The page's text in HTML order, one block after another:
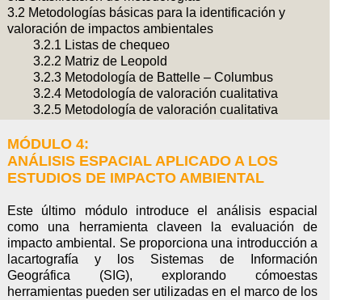
3.2 Metodologías básicas para la identificación y
valoración de impactos ambientales
3.2.1 Listas de chequeo
3.2.2 Matriz de Leopold
3.2.3 Metodología de Battelle – Columbus
3.2.4 Metodología de valoración cualitativa
3.2.5 Metodología de valoración cualitativa
3.2.6 Metodología RAM
3.2.7 Metodología de las Empresas Públicas de
Medellín (EPM)
impacto ambiental
3.3 Efectividad en la EIA
Docentes:Liven Fernando Martínez, Laura Paola
Rincón, Ana Lucia Caro
MÓDULO 4:
ANÁLISIS ESPACIAL APLICADO A LOS
ESTUDIOS DE IMPACTO AMBIENTAL
Este último módulo introduce el análisis espacial
como una herramienta claveen la evaluación de
impacto ambiental. Se proporciona una introducción a
lacartografía y los Sistemas de Información
Geográfica (SIG), explorando cómoestas
herramientas pueden ser utilizadas en el marco de los